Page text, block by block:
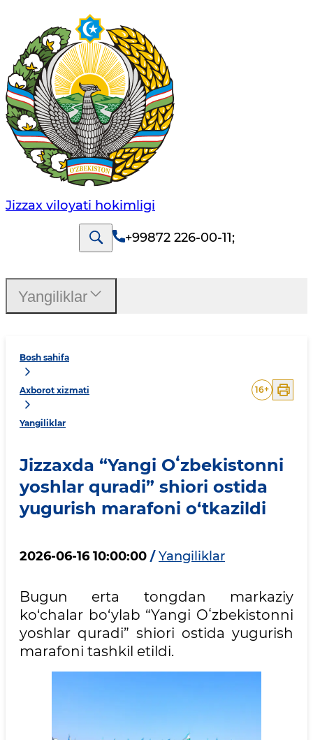
Jizzах vilоyati hоkimligi
+99872 226-00-11;
Bosh sahifa
Axborot xizmati
Yangiliklar
16+
Jizzaxda “Yangi Oʻzbekistonni
yoshlar quradi” shiori ostida
yugurish marafoni o‘tkazildi
2026-06-16 10:00:00 / Yangiliklar
Bugun erta tongdan markaziy
ko‘chalar bo‘ylab “Yangi Oʻzbekistonni
yoshlar quradi” shiori ostida yugurish
marafoni tashkil etildi.
Yangiliklar